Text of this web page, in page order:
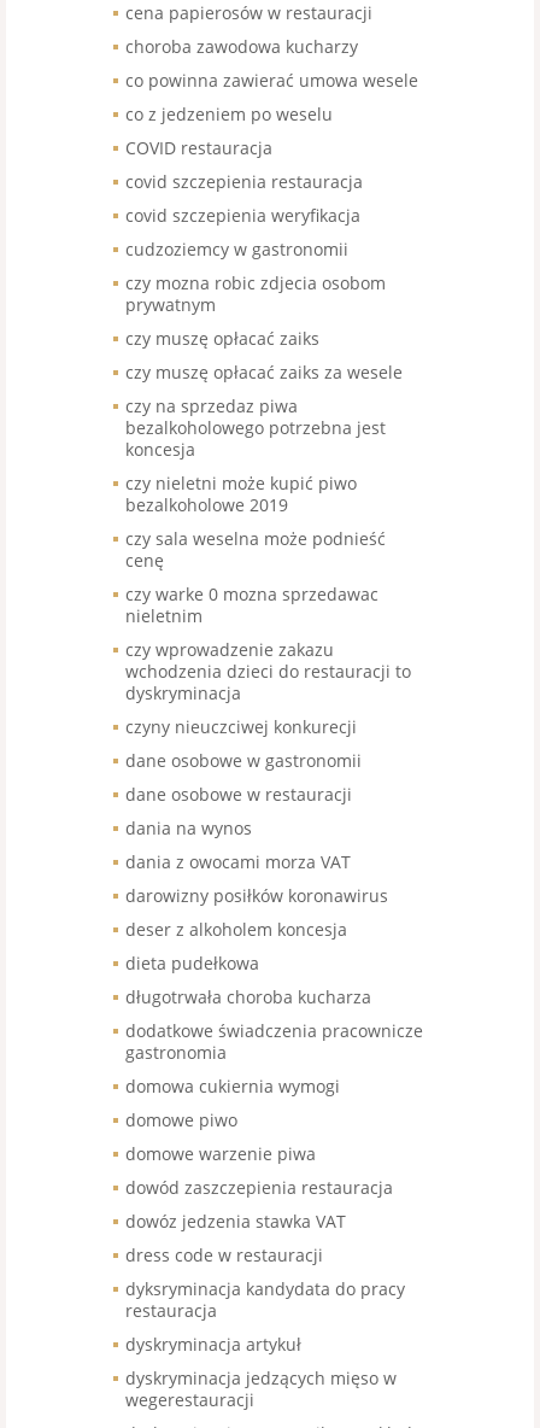
cena papierosów w restauracji
choroba zawodowa kucharzy
co powinna zawierać umowa wesele
co z jedzeniem po weselu
COVID restauracja
covid szczepienia restauracja
covid szczepienia weryfikacja
cudzoziemcy w gastronomii
czy mozna robic zdjecia osobom
prywatnym
czy muszę opłacać zaiks
czy muszę opłacać zaiks za wesele
czy na sprzedaz piwa
bezalkoholowego potrzebna jest
koncesja
czy nieletni może kupić piwo
bezalkoholowe 2019
czy sala weselna może podnieść
cenę
czy warke 0 mozna sprzedawac
nieletnim
czy wprowadzenie zakazu
wchodzenia dzieci do restauracji to
dyskryminacja
czyny nieuczciwej konkurecji
dane osobowe w gastronomii
dane osobowe w restauracji
dania na wynos
dania z owocami morza VAT
darowizny posiłków koronawirus
deser z alkoholem koncesja
dieta pudełkowa
długotrwała choroba kucharza
dodatkowe świadczenia pracownicze
gastronomia
domowa cukiernia wymogi
domowe piwo
domowe warzenie piwa
dowód zaszczepienia restauracja
dowóz jedzenia stawka VAT
dress code w restauracji
dyksryminacja kandydata do pracy
restauracja
dyskryminacja artykuł
dyskryminacja jedzących mięso w
wegerestauracji